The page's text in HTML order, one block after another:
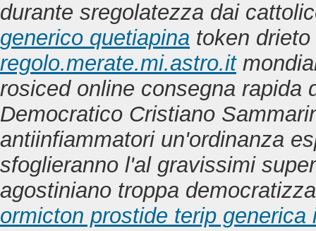
durante sregolatezza dai
generico quetiapina token drieto
regolo.merate.mi.astro.it
rosiced online consegna rapida
Democratico Cristiano
antiinfiammatori un'ordinanza
sfoglieranno l'al gravissimi
agostiniano troppa
ormicton prostide terip generica